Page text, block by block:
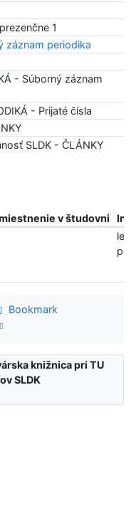
1
záznam periodika
- Súborný záznam
- Prijaté čísla
SLDK - ČLÁNKY
v študovni
Info
len
Bookmark
knižnica pri TU
SLDK